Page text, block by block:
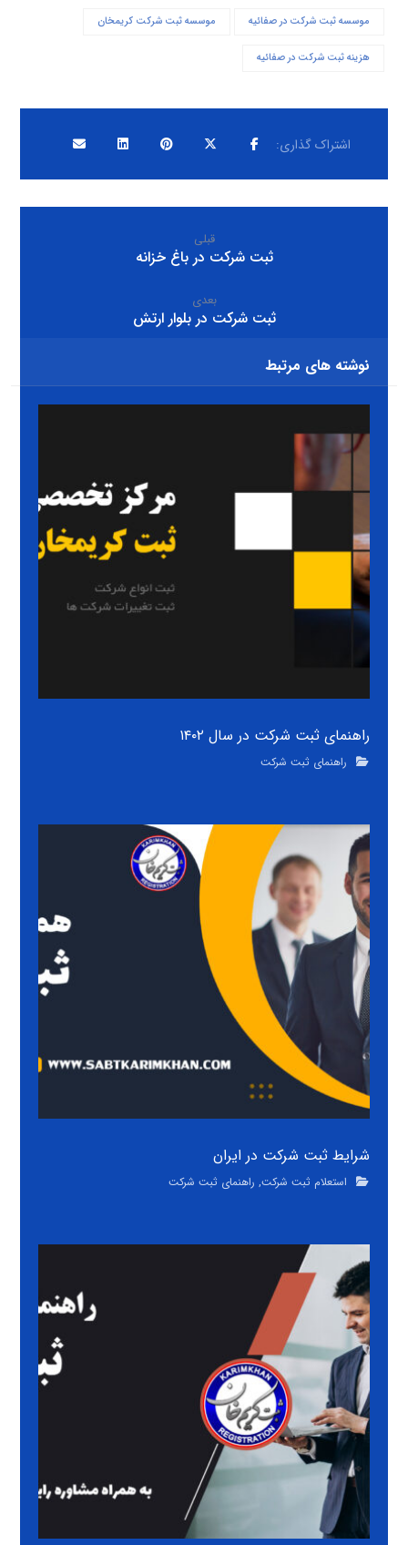
موسسه ثبت شرکت در صفائیه موسسه ثبت شرکت کریمخان
هزینه ثبت شرکت در صفائیه
قبلی
ثبت شرکت در باغ خزانه
بعدی
ثبت شرکت در بلوار ارتش
نوشته های مرتبط
راهنمای ثبت شرکت در سال ۱۴۰۲
راهنمای ثبت شرکت
شرایط ثبت شرکت در ایران
استعلام ثبت شرکت, راهنمای ثبت شرکت